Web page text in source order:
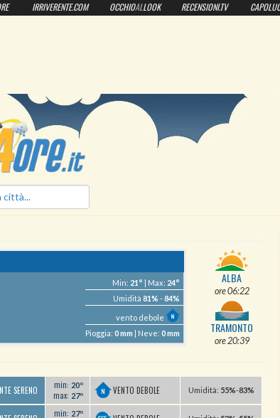
ilmeteo24ore.it
Min: 21° | Max: 24°
Umidità81%-84%
vento debole
Pioggia:0 mm | Neve:0 mm
ALBA
ore 06:22
TRAMONTO
ore 20:39
SERENO min: 20º
max: 27º VENTO DEBOLE Umidità: 55%-83%
min: 27º
IRRIVERENTE.COM OCCHIOALLOOK RECENSIONI.TV